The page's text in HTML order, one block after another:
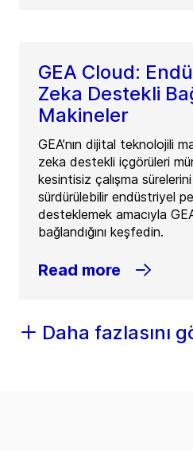
GEA Cloud:
Zeka Destekli
Makineler
GEA’nın dijital teknolojili
zeka destekli içgörüleri
kesintisiz çalışma
sürdürülebilir endüstriyel
desteklemek amacıyla
bağlandığını keşfedin.
Read more
Daha fazlasını